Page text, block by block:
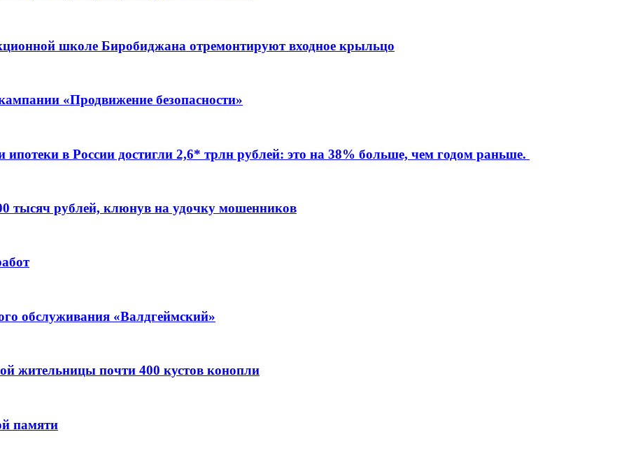
школе Биробиджана отремонтируют входное крыльцо
«Продвижение безопасности»
в России достигли 2,6* трлн рублей: это на 38% больше, чем годом раньше.
тысяч рублей, клюнув на удочку мошенников
обслуживания «Валдгеймский»
жительницы почти 400 кустов конопли
памяти